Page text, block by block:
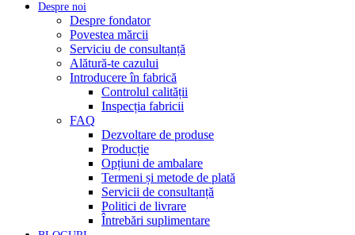
Despre noi
Despre fondator
Povestea mărcii
Serviciu de consultanță
Alătură-te cazului
Introducere în fabrică
Controlul calității
Inspecția fabricii
FAQ
Dezvoltare de produse
Producție
Opțiuni de ambalare
Termeni și metode de plată
Servicii de consultanță
Politici de livrare
Întrebări suplimentare